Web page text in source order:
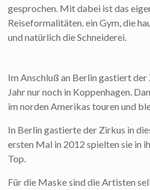
gesprochen. Mit dabei ist das
Reiseformalitäten. ein Gym, die
und natürlich die Schneiderei.
Im Anschluß an Berlin gastiert der
Jahr nur noch in Koppenhagen.
im norden Amerikas touren und
In Berlin gastierte der Zirkus in
ersten Mal in 2012 spielten sie in
Top.
Für die Maske sind die Artisten